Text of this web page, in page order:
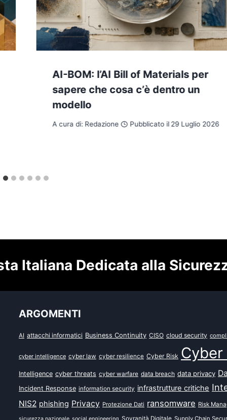
AI-BOM: l’AI Bill of Materials per
sapere che cosa c’è dentro un
modello
A cura di: Redazione Pubblicato il 29 Luglio 2026
Italiana Dedicata alla
ARGOMENTI
AI attacchi informatici Business Continuity CISO cloud security
cyber intelligence cyber law cyber resilience Cyber Risk
Intelligence cyber threats cyber warfare data breach data privacy
Incident Response information security infrastrutture critiche
NIS2 phishing Privacy Protezione Dati ransomware Risk
sicurezza nazionale social engineering Sovranità Digitale Supply Chain